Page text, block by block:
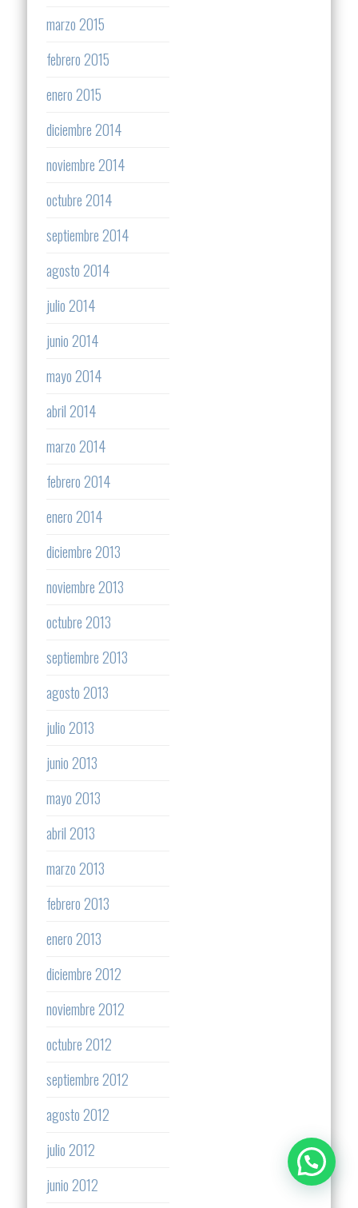
marzo 2015
febrero 2015
enero 2015
diciembre 2014
noviembre 2014
octubre 2014
septiembre 2014
agosto 2014
julio 2014
junio 2014
mayo 2014
abril 2014
marzo 2014
febrero 2014
enero 2014
diciembre 2013
noviembre 2013
octubre 2013
septiembre 2013
agosto 2013
julio 2013
junio 2013
mayo 2013
abril 2013
marzo 2013
febrero 2013
enero 2013
diciembre 2012
noviembre 2012
octubre 2012
septiembre 2012
agosto 2012
julio 2012
junio 2012